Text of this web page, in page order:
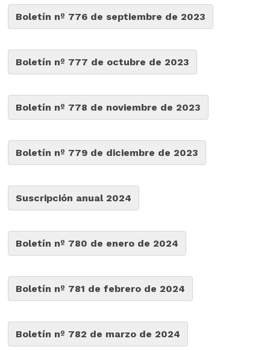
Boletín nº 776 de septiembre de 2023
Boletín nº 777 de octubre de 2023
Boletín nº 778 de noviembre de 2023
Boletín nº 779 de diciembre de 2023
Suscripción anual 2024
Boletín nº 780 de enero de 2024
Boletín nº 781 de febrero de 2024
Boletín nº 782 de marzo de 2024